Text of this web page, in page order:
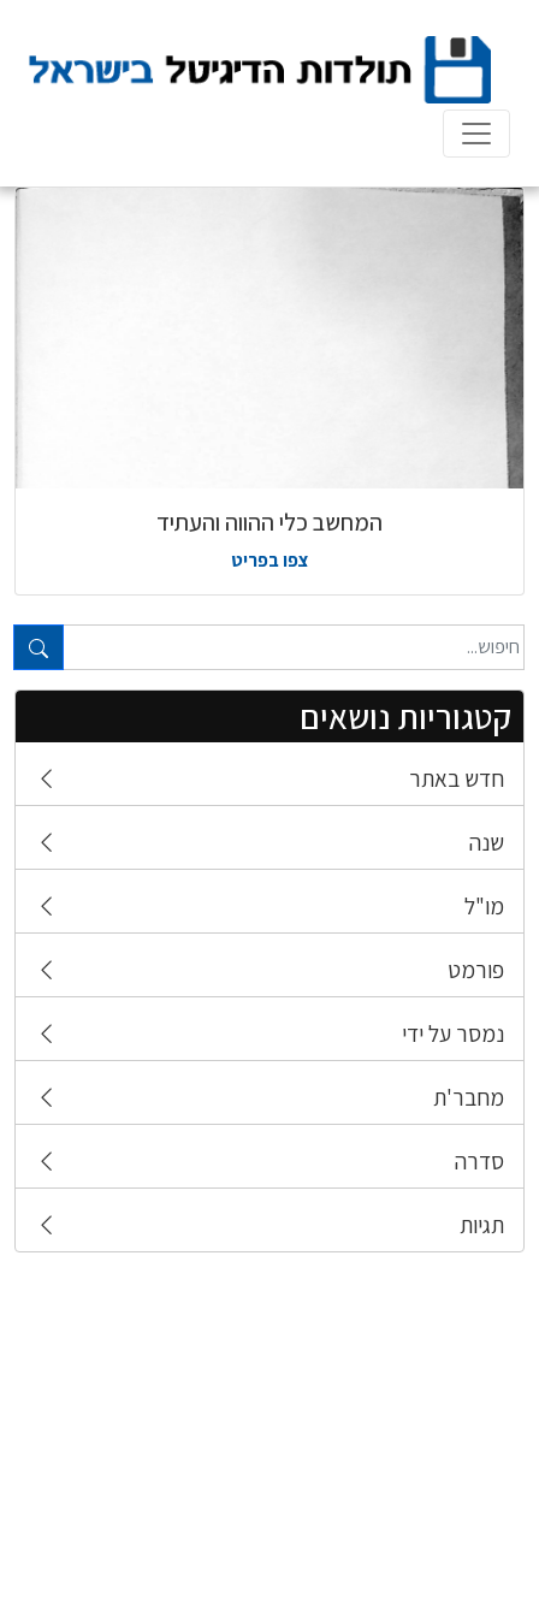
content
טקסט חופשי...
קטגוריות נושאים
חדש באתר
שנה
מו"ל
פורמט
נמסר על ידי
מחבר'ת
סדרה
תגיות
המחשב כלי ההווה והעתיד
צפו בפריט